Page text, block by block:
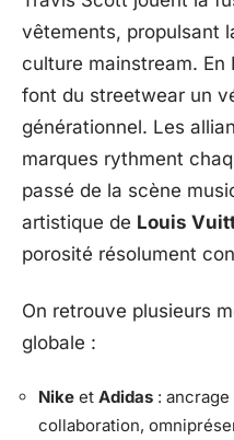
vêtements, propulsant
culture mainstream. En
font du streetwear un
générationnel. Les
marques rythment
passé de la scène
artistique de Louis
porosité résolument
On retrouve plusieurs
globale :
Nike et Adidas :
collaboration,